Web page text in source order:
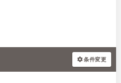
条件変更